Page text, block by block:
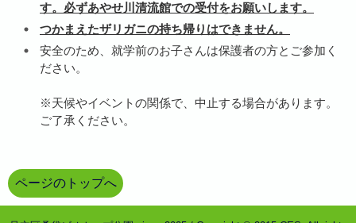
す。必ずあやせ川清流館での受付をお願いします。
つかまえたザリガニの持ち帰りはできません。
安全のため、就学前のお子さんは保護者の方とご参加く
ださい。
※天候やイベントの関係で、中止する場合があります。
ご了承ください。
ページのトップへ